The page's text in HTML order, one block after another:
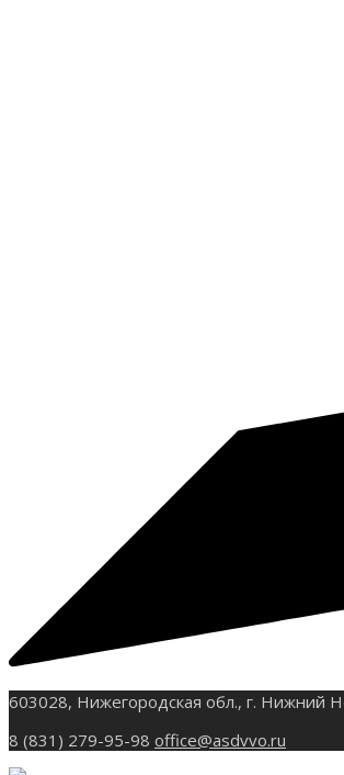
603028, Нижегородская обл., г. Нижний
8 (831) 279-95-98 office@asdvvo.ru